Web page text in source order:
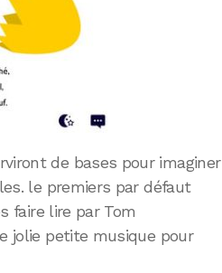
de bases pour imaginer
le premiers par défaut
faire lire par Tom
jolie petite musique pour